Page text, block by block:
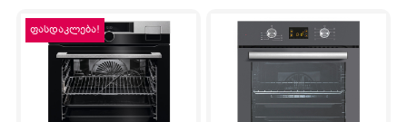
ფასდაკლება!